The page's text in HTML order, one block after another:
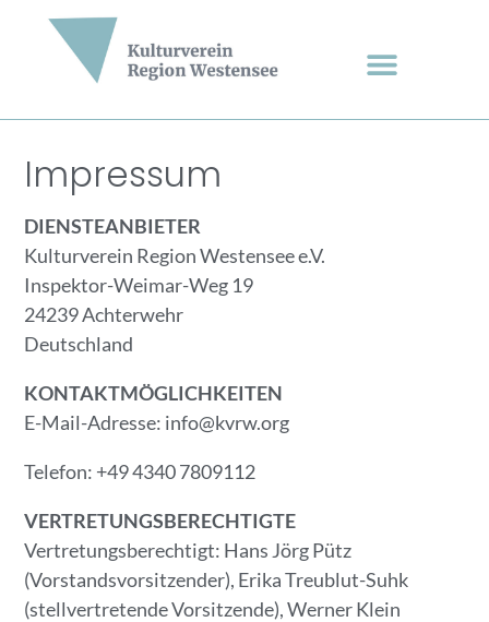
Impressum
DIENSTEANBIETER
Kulturverein Region Westensee e.V.
Inspektor-Weimar-Weg 19
24239 Achterwehr
Deutschland
KONTAKTMÖGLICHKEITEN
E-Mail-Adresse: info@kvrw.org
Telefon: +49 4340 7809112
VERTRETUNGSBERECHTIGTE
Vertretungsberechtigt: Hans Jörg Pütz
(Vorstandsvorsitzender), Erika Treublut-Suhk
(stellvertretende Vorsitzende), Werner Klein